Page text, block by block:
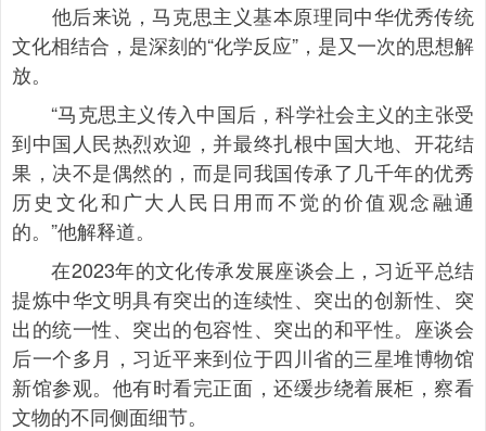
他后来说，马克思主义基本原理同中华优秀传统
文化相结合，是深刻的“化学反应”，是又一次的思想解
放。
“马克思主义传入中国后，科学社会主义的主张受
到中国人民热烈欢迎，并最终扎根中国大地、开花结
果，决不是偶然的，而是同我国传承了几千年的优秀
历史文化和广大人民日用而不觉的价值观念融通
的。”他解释道。
在2023年的文化传承发展座谈会上，习近平总结
提炼中华文明具有突出的连续性、突出的创新性、突
出的统一性、突出的包容性、突出的和平性。座谈会
后一个多月，习近平来到位于四川省的三星堆博物馆
新馆参观。他有时看完正面，还缓步绕着展柜，察看
文物的不同侧面细节。